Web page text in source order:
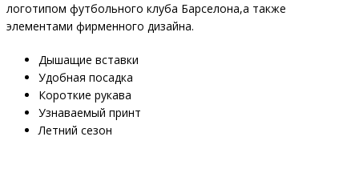
логотипом футбольного клуба Барселона,а также
элементами фирменного дизайна.
Дышащие вставки
Удобная посадка
Короткие рукава
Узнаваемый принт
Летний сезон